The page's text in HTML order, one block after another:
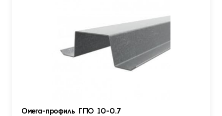
Омега-профиль ГПО 10-0.7